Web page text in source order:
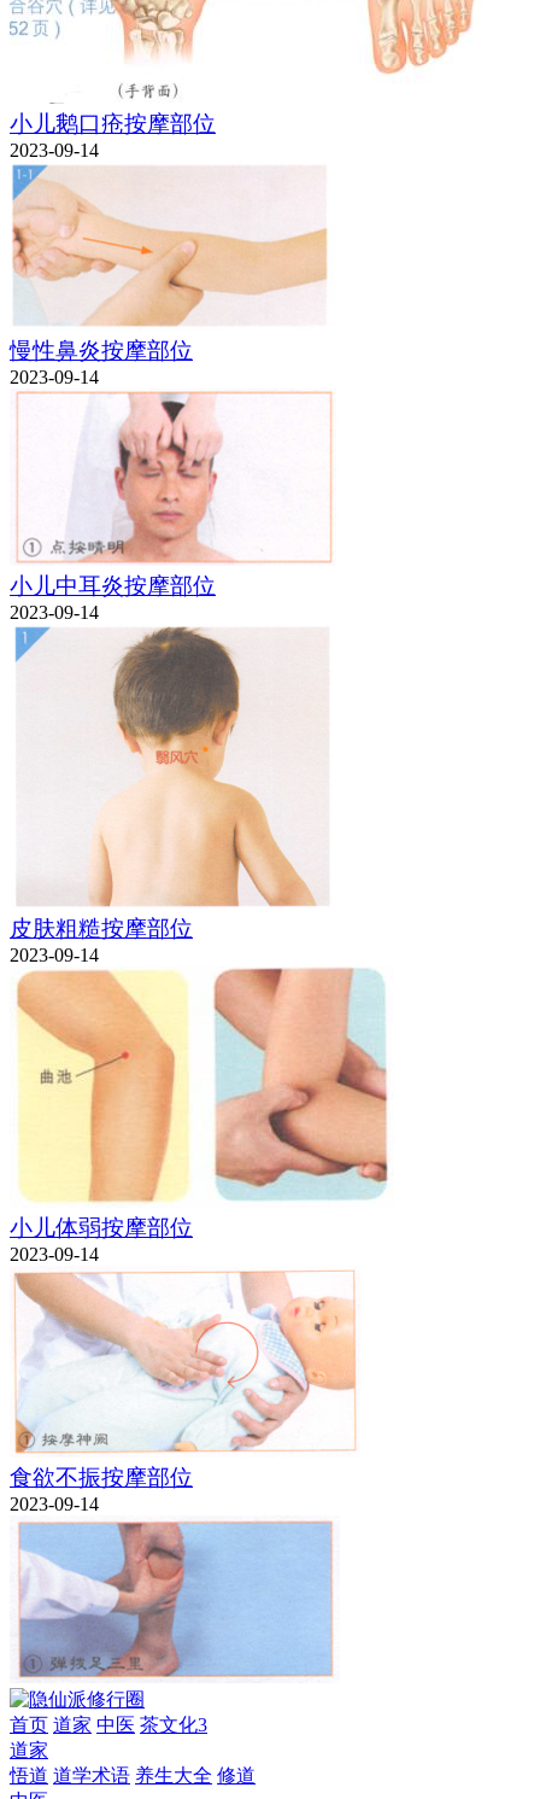
小儿鹅口疮按摩部位
2023-09-14
慢性鼻炎按摩部位
2023-09-14
小儿中耳炎按摩部位
2023-09-14
皮肤粗糙按摩部位
2023-09-14
小儿体弱按摩部位
2023-09-14
食欲不振按摩部位
2023-09-14
首页 道家 中医 茶文化3
道家
悟道 道学术语 养生大全 修道